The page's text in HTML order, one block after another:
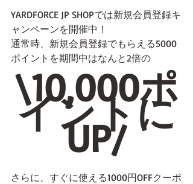
YARDFORCE JP SHOPでは新規会員登録キ
ャンペーンを開催中！
通常時、新規会員登録でもらえる5000
ポイントを期間中はなんと2倍の
\10,000ポ
イントに
UP/
さらに、すぐに使える1000円OFFクーポ